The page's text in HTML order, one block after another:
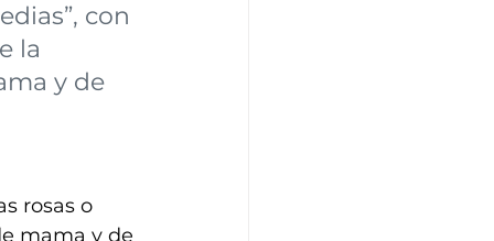
con
la
y de
rosas o
mama y de